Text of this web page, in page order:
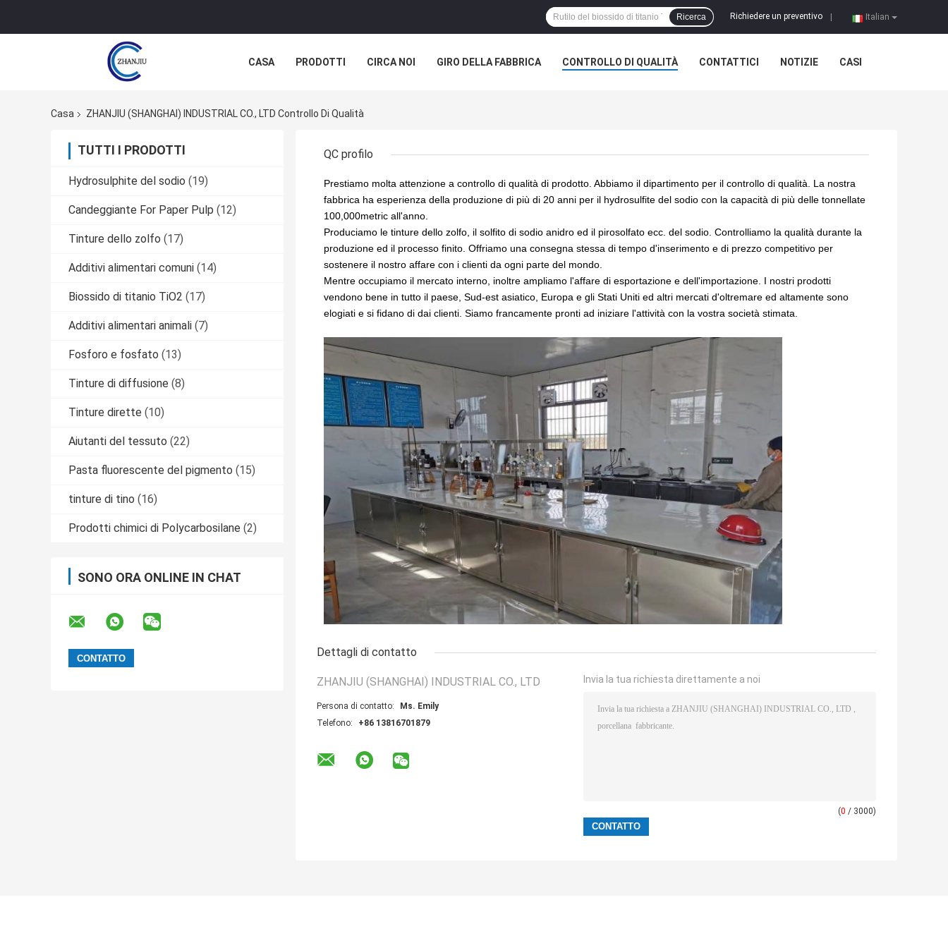
Italian
Richiedere un preventivo
Ricerca
CASA PRODOTTI CIRCA NOI GIRO DELLA FABBRICA CONTROLLO DI QUALITÀ CONTATTICI NOTIZIE CASI
Casa ZHANJIU (SHANGHAI) INDUSTRIAL CO., LTD Controllo Di Qualità
TUTTI I PRODOTTI
Hydrosulphite del sodio (19)
Candeggiante For Paper Pulp (12)
Tinture dello zolfo (17)
Additivi alimentari comuni (14)
Biossido di titanio TiO2 (17)
Additivi alimentari animali (7)
Fosforo e fosfato (13)
Tinture di diffusione (8)
Tinture dirette (10)
Aiutanti del tessuto (22)
Pasta fluorescente del pigmento (15)
tinture di tino (16)
Prodotti chimici di Polycarbosilane (2)
SONO ORA ONLINE IN CHAT
QC profilo
Prestiamo molta attenzione a controllo di qualità di prodotto. Abbiamo il dipartimento per il controllo di qualità. La nostra
fabbrica ha esperienza della produzione di più di 20 anni per il hydrosulfite del sodio con la capacità di più delle tonnellate
100,000metric all'anno.
Produciamo le tinture dello zolfo, il solfito di sodio anidro ed il pirosolfato ecc. del sodio. Controlliamo la qualità durante la
produzione ed il processo finito. Offriamo una consegna stessa di tempo d'inserimento e di prezzo competitivo per
sostenere il nostro affare con i clienti da ogni parte del mondo.
Mentre occupiamo il mercato interno, inoltre ampliamo l'affare di esportazione e dell'importazione. I nostri prodotti
vendono bene in tutto il paese, Sud-est asiatico, Europa e gli Stati Uniti ed altri mercati d'oltremare ed altamente sono
elogiati e si fidano di dai clienti. Siamo francamente pronti ad iniziare l'attività con la vostra società stimata.
Dettagli di contatto
ZHANJIU (SHANGHAI) INDUSTRIAL CO., LTD
Persona di contatto:
Ms. Emily
Telefono:
+86 13816701879
Invia la tua richiesta direttamente a noi
(0 / 3000)